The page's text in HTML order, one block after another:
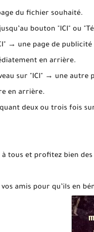
du fichier souhaité.
bouton "ICI" ou
→ une page de publicité
en arrière.
sur "ICI" → une autre
en arrière.
deux ou trois fois
à tous et profitez bien
vos amis pour qu’ils en